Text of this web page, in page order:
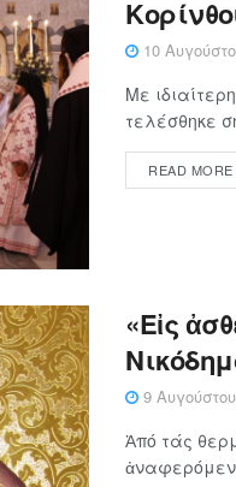
10
Με
τελέσθηκε
READ MORE
«Eἰς
9
Ἀπό τάς